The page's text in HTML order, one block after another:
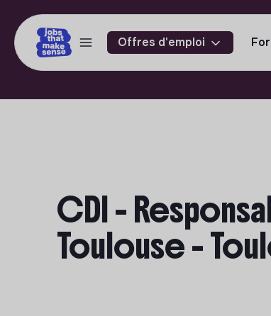
Offres d'emploi
CDI -
Toulouse -